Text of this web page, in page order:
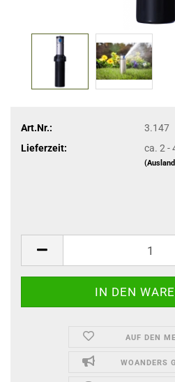
Art.Nr.:
3.147
Lieferzeit:
ca. 2 -
AUF DEN
WOANDERS